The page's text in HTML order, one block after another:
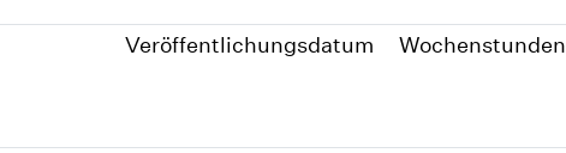
Veröffentlichungsdatum Wochenstunden